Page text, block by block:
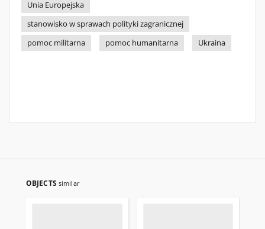
Unia Europejska
stanowisko w sprawach polityki zagranicznej
pomoc militarna
pomoc humanitarna Ukraina
OBJECTS similar